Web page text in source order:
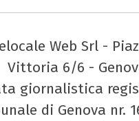
Web Srl -
Vittoria 6/6 -
giornalistica
di Genova nr.